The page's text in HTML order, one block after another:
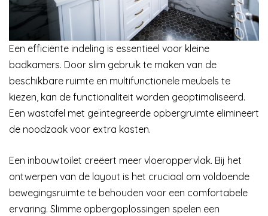
Een efficiënte indeling is essentieel voor kleine
badkamers. Door slim gebruik te maken van de
beschikbare ruimte en multifunctionele meubels te
kiezen, kan de functionaliteit worden geoptimaliseerd.
Een wastafel met geïntegreerde opbergruimte elimineert
de noodzaak voor extra kasten.
Een inbouwtoilet creëert meer vloeroppervlak. Bij het
ontwerpen van de layout is het cruciaal om voldoende
bewegingsruimte te behouden voor een comfortabele
ervaring. Slimme opbergoplossingen spelen een